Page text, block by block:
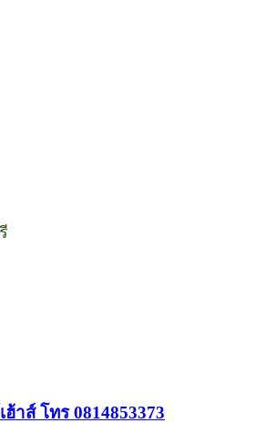
าส์ โทร 0814853373